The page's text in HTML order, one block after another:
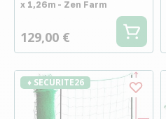
x 1,26m - Zen Farm
129,00 €
♦ SECURITE26